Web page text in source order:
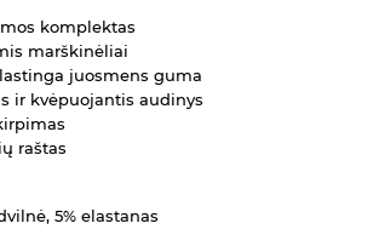
komplektas
marškinėliai
juosmens guma
ir kvėpuojantis audinys
raštas
5% elastanas